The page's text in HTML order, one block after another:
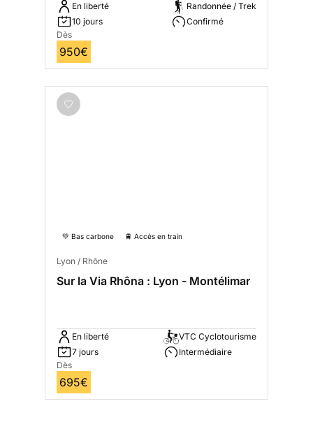
En liberté
10 jours
Randonnée / Trek
Confirmé
Dès
950€
💚 Bas carbone 🚆 Accès en train
Lyon / Rhône
Sur la Via Rhôna : Lyon - Montélimar
En liberté
7 jours
VTC Cyclotourisme
Intermédiaire
Dès
695€